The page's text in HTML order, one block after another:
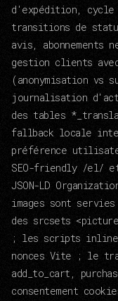
d'expédition, cycle
transitions de
avis, abonnements
gestion clients avec
(anonymisation vs
journalisation
des tables
fallback locale
préférence
SEO-friendly /el/
JSON-LD
images sont
des srcsets
; les scripts inline
nonces Vite ; le
add_to_cart,
consentement